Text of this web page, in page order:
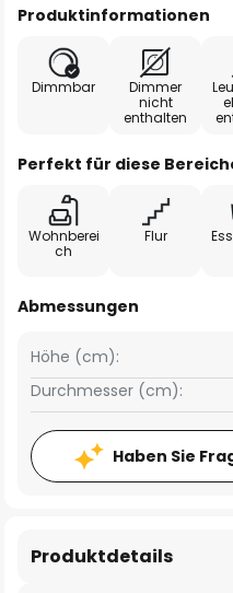
Produktinformationen
Dimmbar
Dimmer
nicht
enthalten
Perfekt für diese
Wohnberei
ch
Flur
Abmessungen
Höhe (cm):
Durchmesser (cm):
Haben Sie
Produktdetails